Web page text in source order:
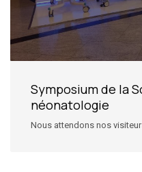
Symposium de la
néonatologie
Nous attendons nos